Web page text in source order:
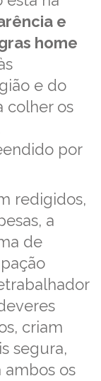
e
home
e do
colher os
por
redigidos,
a
de
criam
segura,
ambos os